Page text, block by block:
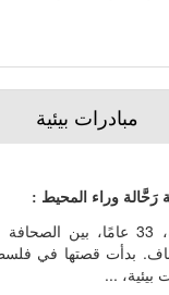
مبادرات بيئية
وراء المحيط :
جمعت رحمة حجة، 33 عامًا،
بدأت قصتها في
...